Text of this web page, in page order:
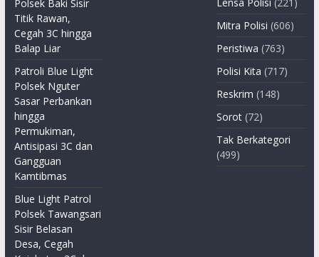
Polsek Baki Sisir
Titik Rawan,
Cegah 3C hingga
Balap Liar
Patroli Blue Light
Polsek Nguter
Sasar Perbankan
hingga
Permukiman,
Antisipasi 3C dan
Gangguan
Kamtibmas
Blue Light Patrol
Polsek Tawangsari
Sisir Belasan
Desa, Cegah
Mitra Polisi (606)
Peristiwa (763)
Polisi Kita (717)
Reskrim (148)
Sorot (72)
Tak Berkategori
(499)